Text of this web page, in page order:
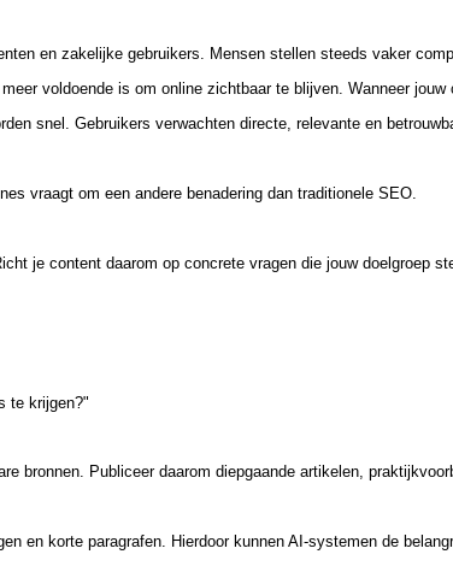
en zakelijke gebruikers. Mensen stellen steeds vaker
voldoende is om online zichtbaar te blijven. Wanneer
snel. Gebruikers verwachten directe, relevante en
vraagt om een andere benadering dan traditionele SEO.
je content daarom op concrete vragen die jouw doelgroep
te krijgen?"
bronnen. Publiceer daarom diepgaande artikelen,
en korte paragrafen. Hierdoor kunnen AI-systemen de